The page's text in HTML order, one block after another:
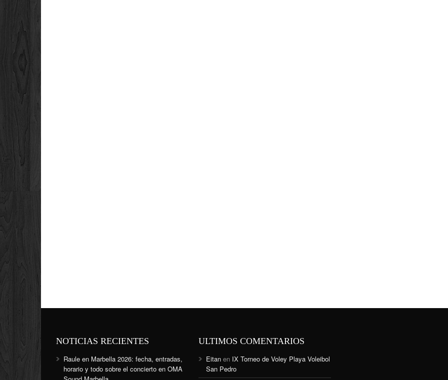
NOTICIAS RECIENTES
Raule en Marbella 2026: fecha, entradas,
horario y todo sobre el concierto en OMA
ULTIMOS COMENTARIOS
Eitan en IX Torneo de Voley Playa Voleibol
San Pedro